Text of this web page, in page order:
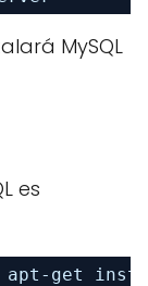
MySQL
es
apt-get